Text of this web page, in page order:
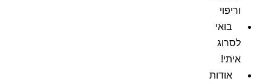
וריפוי
בואי
לסרוג
איתי!
אודות